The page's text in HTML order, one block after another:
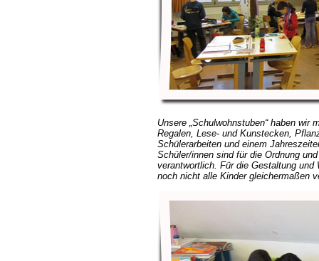
Unsere „Schulwohnstuben“ haben wir
Regalen, Lese- und Kunstecken,
Schülerarbeiten und einem
Schüler/innen sind für die Ordnung
verantwortlich. Für die Gestaltung und
noch nicht alle Kinder gleichermaßen